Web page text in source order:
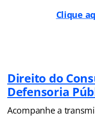
Clique
Direito do
Defensoria
Acompanhe a